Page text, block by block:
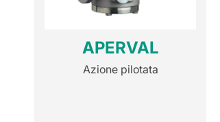
APERVAL
Azione pilotata